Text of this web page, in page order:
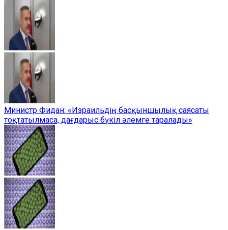
Министр Фидан: «Израильдің басқыншылық саясаты
тоқтатылмаса, дағдарыс бүкіл әлемге таралады»